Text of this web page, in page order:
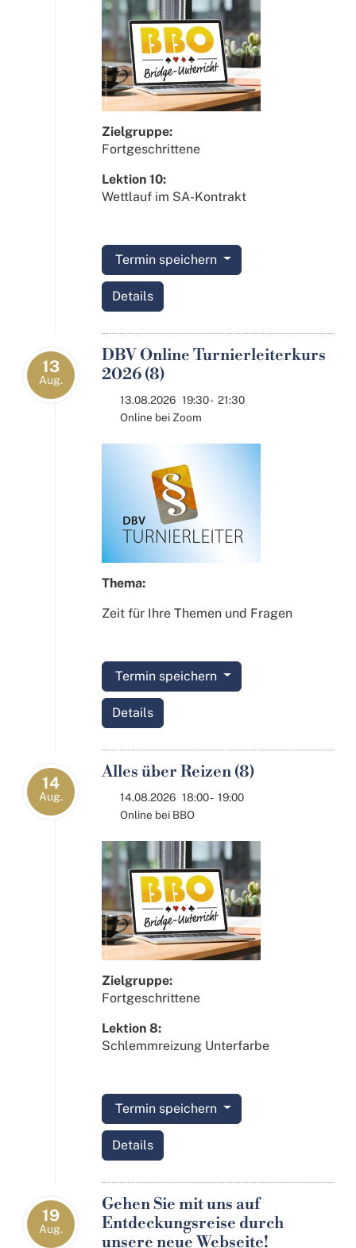
Zielgruppe:
Fortgeschrittene
Lektion 10:
Wettlauf im SA-Kontrakt
Termin speichern
Details
13
Aug.
DBV Online Turnierleiterkurs
2026 (8)
13.08.2026 19:30- 21:30
Online bei Zoom
Thema:
Zeit für Ihre Themen und Fragen
Termin speichern
Details
14
Aug.
Alles über Reizen (8)
14.08.2026 18:00- 19:00
Online bei BBO
Zielgruppe:
Fortgeschrittene
Lektion 8:
Schlemmreizung Unterfarbe
Termin speichern
Details
19
Aug.
Gehen Sie mit uns auf
Entdeckungsreise durch
unsere neue Webseite!